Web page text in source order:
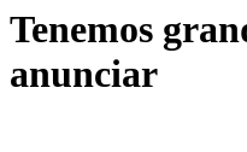
Tenemos
anunciar